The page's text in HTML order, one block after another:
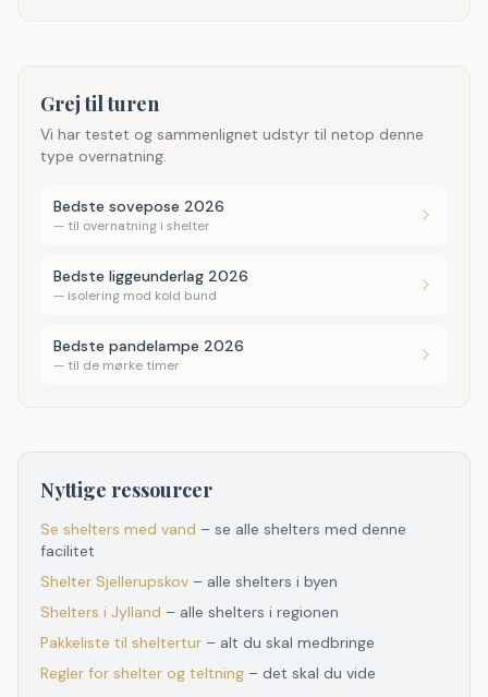
Grej til turen
Vi har testet og sammenlignet udstyr til netop denne
type overnatning.
Bedste sovepose 2026
— til overnatning i shelter
Bedste liggeunderlag 2026
— isolering mod kold bund
Bedste pandelampe 2026
— til de mørke timer
Nyttige ressourcer
Se shelters med vand – se alle shelters med denne
facilitet
Shelter Sjellerupskov – alle shelters i byen
Shelters i Jylland – alle shelters i regionen
Pakkeliste til sheltertur – alt du skal medbringe
Regler for shelter og teltning – det skal du vide